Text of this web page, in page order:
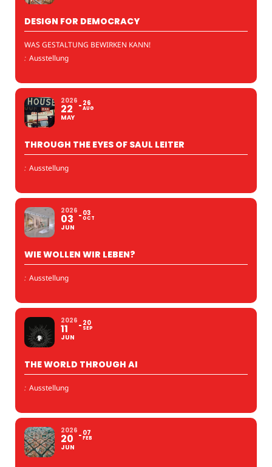
DESIGN FOR DEMOCRACY
WAS GESTALTUNG BEWIRKEN KANN!
: Ausstellung
2026
22
MAY
26
AUG
THROUGH THE EYES OF SAUL LEITER
: Ausstellung
2026
03
JUN
03
OCT
WIE WOLLEN WIR LEBEN?
: Ausstellung
2026
11
JUN
20
SEP
THE WORLD THROUGH AI
: Ausstellung
2026
20
JUN
07
FEB